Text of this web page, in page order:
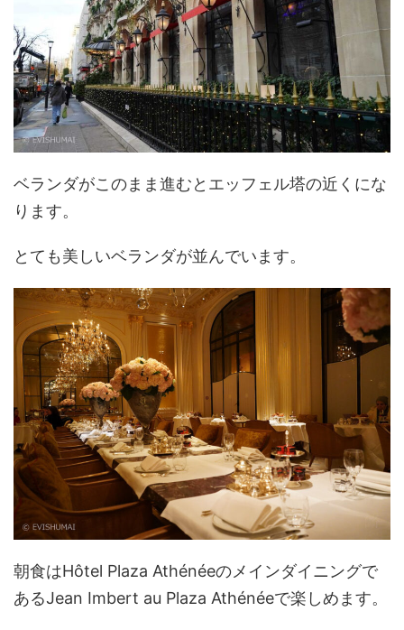
ベランダがこのまま進むとエッフェル塔の近くにな
ります。
とても美しいベランダが並んでいます。
朝食はHôtel Plaza Athénéeのメインダイニングで
あるJean Imbert au Plaza Athénéeで楽しめます。